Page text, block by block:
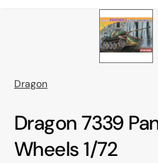
Dragon
Dragon 7339
Wheels 1/72